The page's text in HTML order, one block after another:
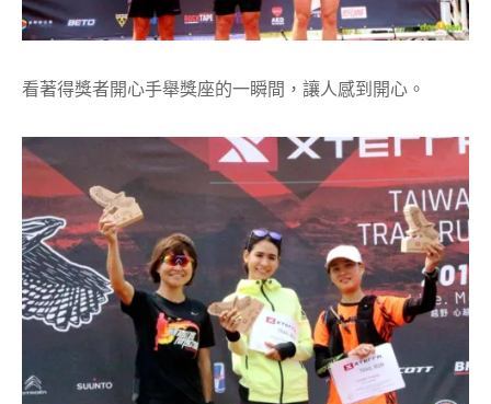
看著得獎者開心手舉獎座的一瞬間，讓人感到開心。